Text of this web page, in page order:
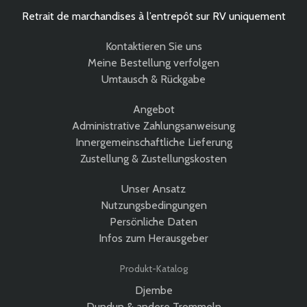
Retrait de marchandises à l’entrepôt sur RV uniquement
Kontaktieren Sie uns
Meine Bestellung verfolgen
Umtausch & Rückgabe
Angebot
Administrative Zahlungsanweisung
Innergemeinschaftliche Lieferung
Zustellung & Zustellungskosten
Unser Ansatz
Nutzungsbedingungen
Persönliche Daten
Infos zum Herausgeber
Produkt-Katalog
Djembe